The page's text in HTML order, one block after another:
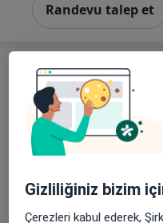
Randevu talep et
Uzm. Dr. Mücahit
Çocuk sağlığı ve hastalıkları
Gizliliğiniz bizim
Çerezleri kabul ederek,